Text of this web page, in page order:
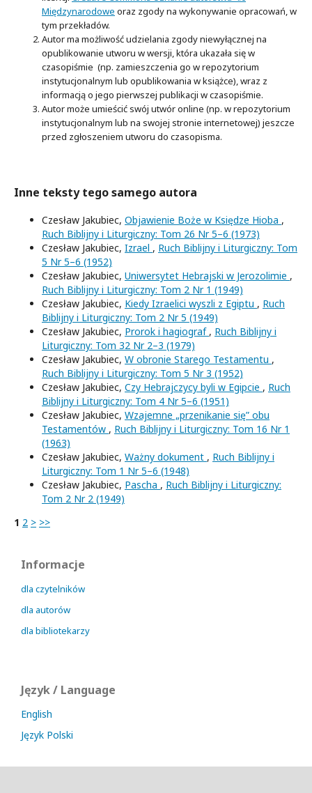
Międzynarodowe oraz zgody na wykonywanie opracowań, w
tym przekładów.
Autor ma możliwość udzielania zgody niewyłącznej na
opublikowanie utworu w wersji, która ukazała się w
czasopiśmie (np. zamieszczenia go w repozytorium
instytucjonalnym lub opublikowania w książce), wraz z
informacją o jego pierwszej publikacji w czasopiśmie.
Autor może umieścić swój utwór online (np. w repozytorium
instytucjonalnym lub na swojej stronie internetowej) jeszcze
przed zgłoszeniem utworu do czasopisma.
Inne teksty tego samego autora
Czesław Jakubiec, Objawienie Boże w Księdze Hioba ,
Ruch Biblijny i Liturgiczny: Tom 26 Nr 5–6 (1973)
Czesław Jakubiec, Izrael , Ruch Biblijny i Liturgiczny: Tom
5 Nr 5–6 (1952)
Czesław Jakubiec, Uniwersytet Hebrajski w Jerozolimie ,
Ruch Biblijny i Liturgiczny: Tom 2 Nr 1 (1949)
Czesław Jakubiec, Kiedy Izraelici wyszli z Egiptu , Ruch
Biblijny i Liturgiczny: Tom 2 Nr 5 (1949)
Czesław Jakubiec, Prorok i hagiograf , Ruch Biblijny i
Liturgiczny: Tom 32 Nr 2–3 (1979)
Czesław Jakubiec, W obronie Starego Testamentu ,
Ruch Biblijny i Liturgiczny: Tom 5 Nr 3 (1952)
Czesław Jakubiec, Czy Hebrajczycy byli w Egipcie , Ruch
Biblijny i Liturgiczny: Tom 4 Nr 5–6 (1951)
Czesław Jakubiec, Wzajemne „przenikanie się” obu
Testamentów , Ruch Biblijny i Liturgiczny: Tom 16 Nr 1
(1963)
Czesław Jakubiec, Ważny dokument , Ruch Biblijny i
Liturgiczny: Tom 1 Nr 5–6 (1948)
Czesław Jakubiec, Pascha , Ruch Biblijny i Liturgiczny:
Tom 2 Nr 2 (1949)
1 2 > >>
Informacje
dla czytelników
dla autorów
dla bibliotekarzy
Język / Language
English
Język Polski